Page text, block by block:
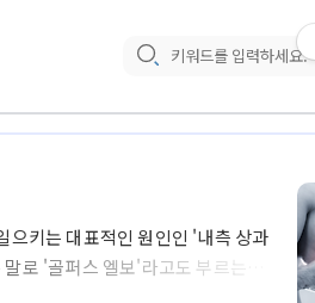
으키는 대표적인 원인인 '내측 상과
로 '골퍼스 엘보'라고도 부르는데,